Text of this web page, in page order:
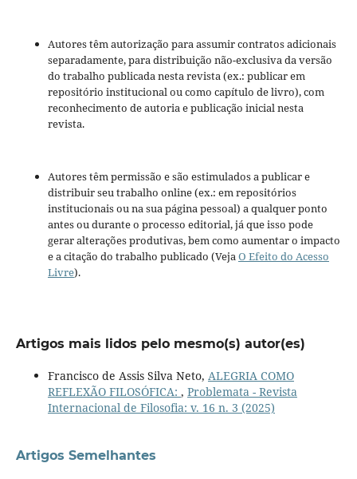
Autores têm autorização para assumir contratos adicionais
separadamente, para distribuição não-exclusiva da versão
do trabalho publicada nesta revista (ex.: publicar em
repositório institucional ou como capítulo de livro), com
reconhecimento de autoria e publicação inicial nesta
revista.
Autores têm permissão e são estimulados a publicar e
distribuir seu trabalho online (ex.: em repositórios
institucionais ou na sua página pessoal) a qualquer ponto
antes ou durante o processo editorial, já que isso pode
gerar alterações produtivas, bem como aumentar o impacto
e a citação do trabalho publicado (VejaO Efeito do Acesso
Livre).
Artigos mais lidos pelo mesmo(s) autor(es)
Francisco de Assis Silva Neto, ALEGRIA COMO
REFLEXÃO FILOSÓFICA: , Problemata - Revista
Internacional de Filosofia: v. 16 n. 3 (2025)
Artigos Semelhantes